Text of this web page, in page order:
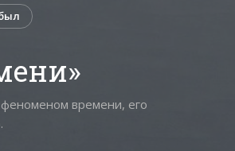
времени, его